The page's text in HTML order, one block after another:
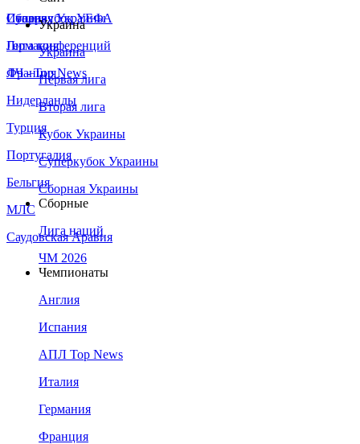
Сборная Украины
Италия
Германия
Франция
Нидерланды
Турция
Португалия
Бельгия
МЛС
Саудовская Аравия
Суперкубок УЕФА
Лига конференций
ЛЧ - Top News
Украина
Украина
Первая лига
Вторая лига
Кубок Украины
Суперкубок Украины
Сборная Украины
Сборные
Лига наций
ЧМ 2026
Чемпионаты
Англия
Испания
АПЛ Top News
Италия
Германия
Франция